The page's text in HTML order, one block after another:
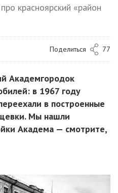
красноярский «район
Поделиться 77
Академгородок
в 1967 году
в построенные
Мы нашли
Академа — смотрите,